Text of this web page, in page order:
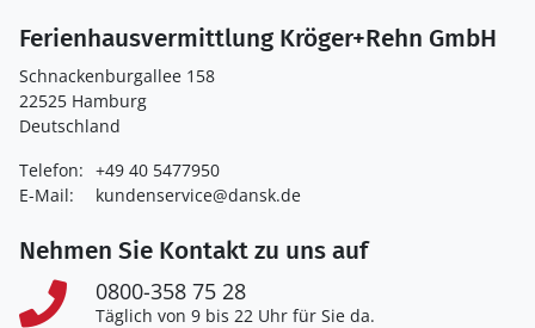
Ferienhausvermittlung Kröger+Rehn GmbH
Schnackenburgallee 158
22525 Hamburg
Deutschland
Telefon: +49 40 5477950
E-Mail:
kundenservice@dansk.de
Nehmen Sie Kontakt zu uns auf
0800-358 75 28
Täglich von 9 bis 22 Uhr für Sie da.